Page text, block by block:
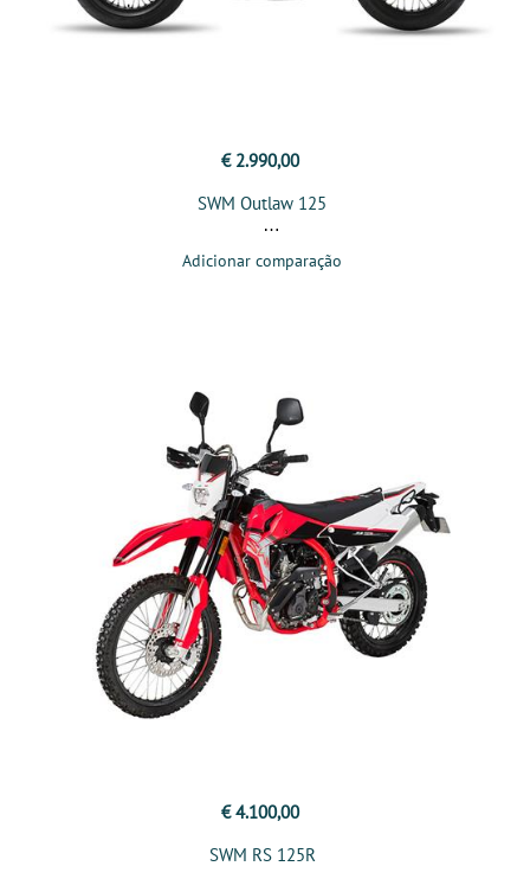
€ 2.990,00
SWM Outlaw 125
Adicionar comparação
€ 4.100,00
SWM RS 125R